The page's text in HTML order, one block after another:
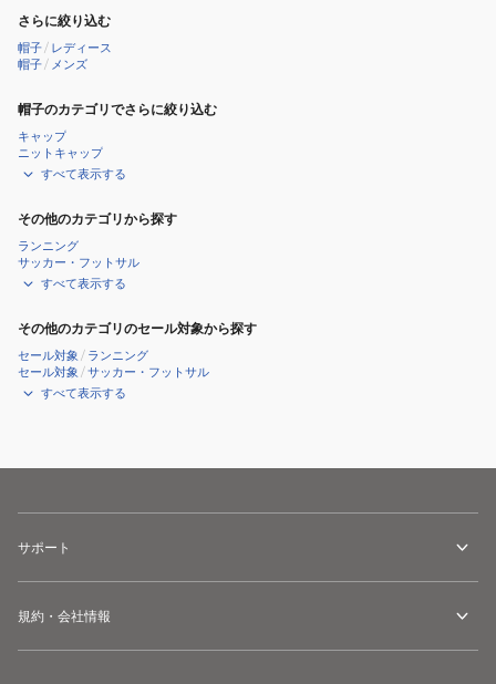
さらに絞り込む
帽子/ レディース
帽子/ メンズ
帽子のカテゴリでさらに絞り込む
キャップ
ニットキャップ
すべて表示する
その他のカテゴリから探す
ランニング
サッカー・フットサル
すべて表示する
その他のカテゴリのセール対象から探す
セール対象 / ランニング
セール対象 /サッカー・フットサル
すべて表示する
サポート
規約・会社情報